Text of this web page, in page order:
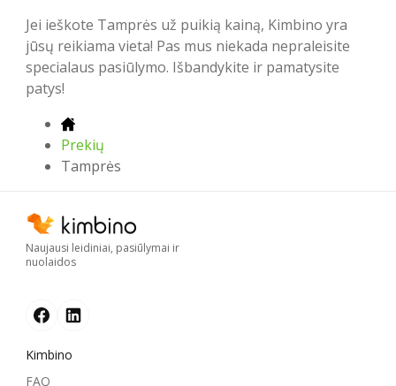
Jei ieškote Tamprės už puikią kainą, Kimbino yra
jūsų reikiama vieta! Pas mus niekada nepraleisite
specialaus pasiūlymo. Išbandykite ir pamatysite
patys!
Prekių
Tamprės
Naujausi leidiniai, pasiūlymai ir
nuolaidos
Kimbino
FAQ